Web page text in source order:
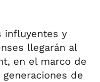
influyentes y
llegarán al
en el marco de
de